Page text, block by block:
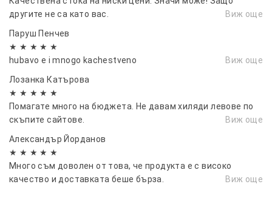
другите не са като вас.
Виж още
Паруш Пенчев
★ ★ ★ ★ ★
hubavo e i mnogo kachestveno
Виж още
Лозанка Катърова
★ ★ ★ ★ ★
Помагате много на бюджета. Не давам хиляди левове по
скъпите сайтове.
Виж още
Александър Йорданов
★ ★ ★ ★ ★
Много съм доволен от това, че продукта е с високо
качество и доставката беше бърза.
Виж още